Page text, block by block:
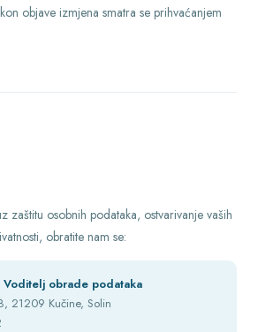
objave izmjena smatra se prihvaćanjem
zaštitu osobnih podataka, ostvarivanje vaših
obratite nam se:
obrade podataka
21209 Kučine, Solin